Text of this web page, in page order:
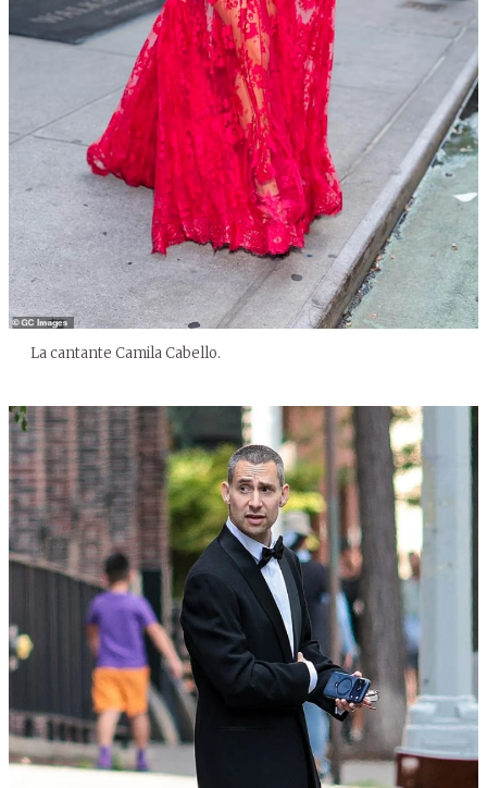
La cantante Camila Cabello.